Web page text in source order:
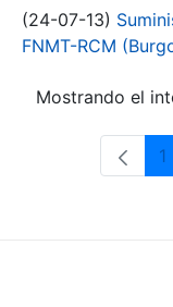
(24-07-13)
FNMT-RCM
Mostrando el
1